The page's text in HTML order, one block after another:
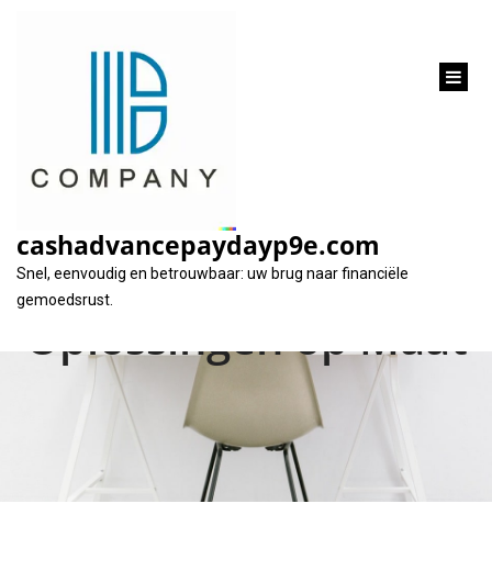
cashadvancepaydayp9e.com
Snel, eenvoudig en betrouwbaar: uw brug naar financiële
gemoedsrust.
Geld Lenen bij
Beobank: Flexibele
Financiële
Oplossingen op Maat